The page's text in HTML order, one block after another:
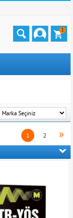
1
1 2 »